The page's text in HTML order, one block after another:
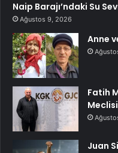
Naip Barajı’ndaki Su
Ağustos 9, 2026
Anne
Fatih
Juan